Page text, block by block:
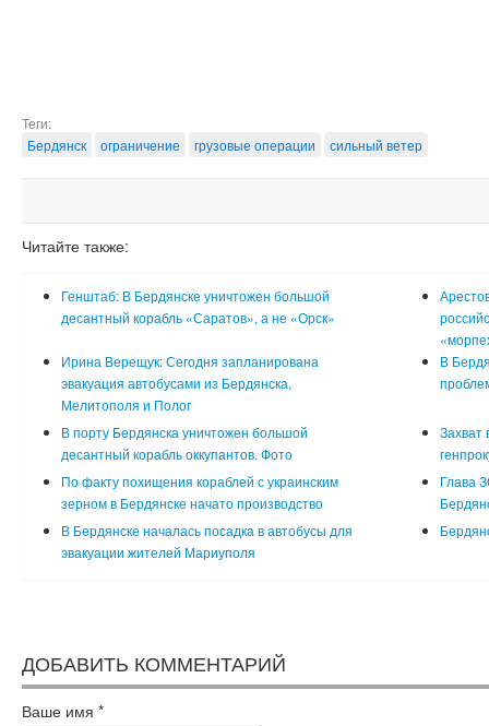
Теги:
Бердянск
ограничение грузовые операции сильный ветер
Читайте также:
Генштаб: В Бердянске уничтожен большой
десантный корабль «Саратов», а не «Орск»
Ирина Верещук: Сегодня запланирована
эвакуация автобусами из Бердянска,
Мелитополя и Полог
В
В порту Бердянска уничтожен большой
десантный корабль оккупантов. Фото
Захват
По факту похищения кораблей с украинским
зерном в Бердянске начато производство
Глава
В Бердянске началась посадка в автобусы для
эвакуации жителей Мариуполя
ДОБАВИТЬ КОММЕНТАРИЙ
Ваше имя *